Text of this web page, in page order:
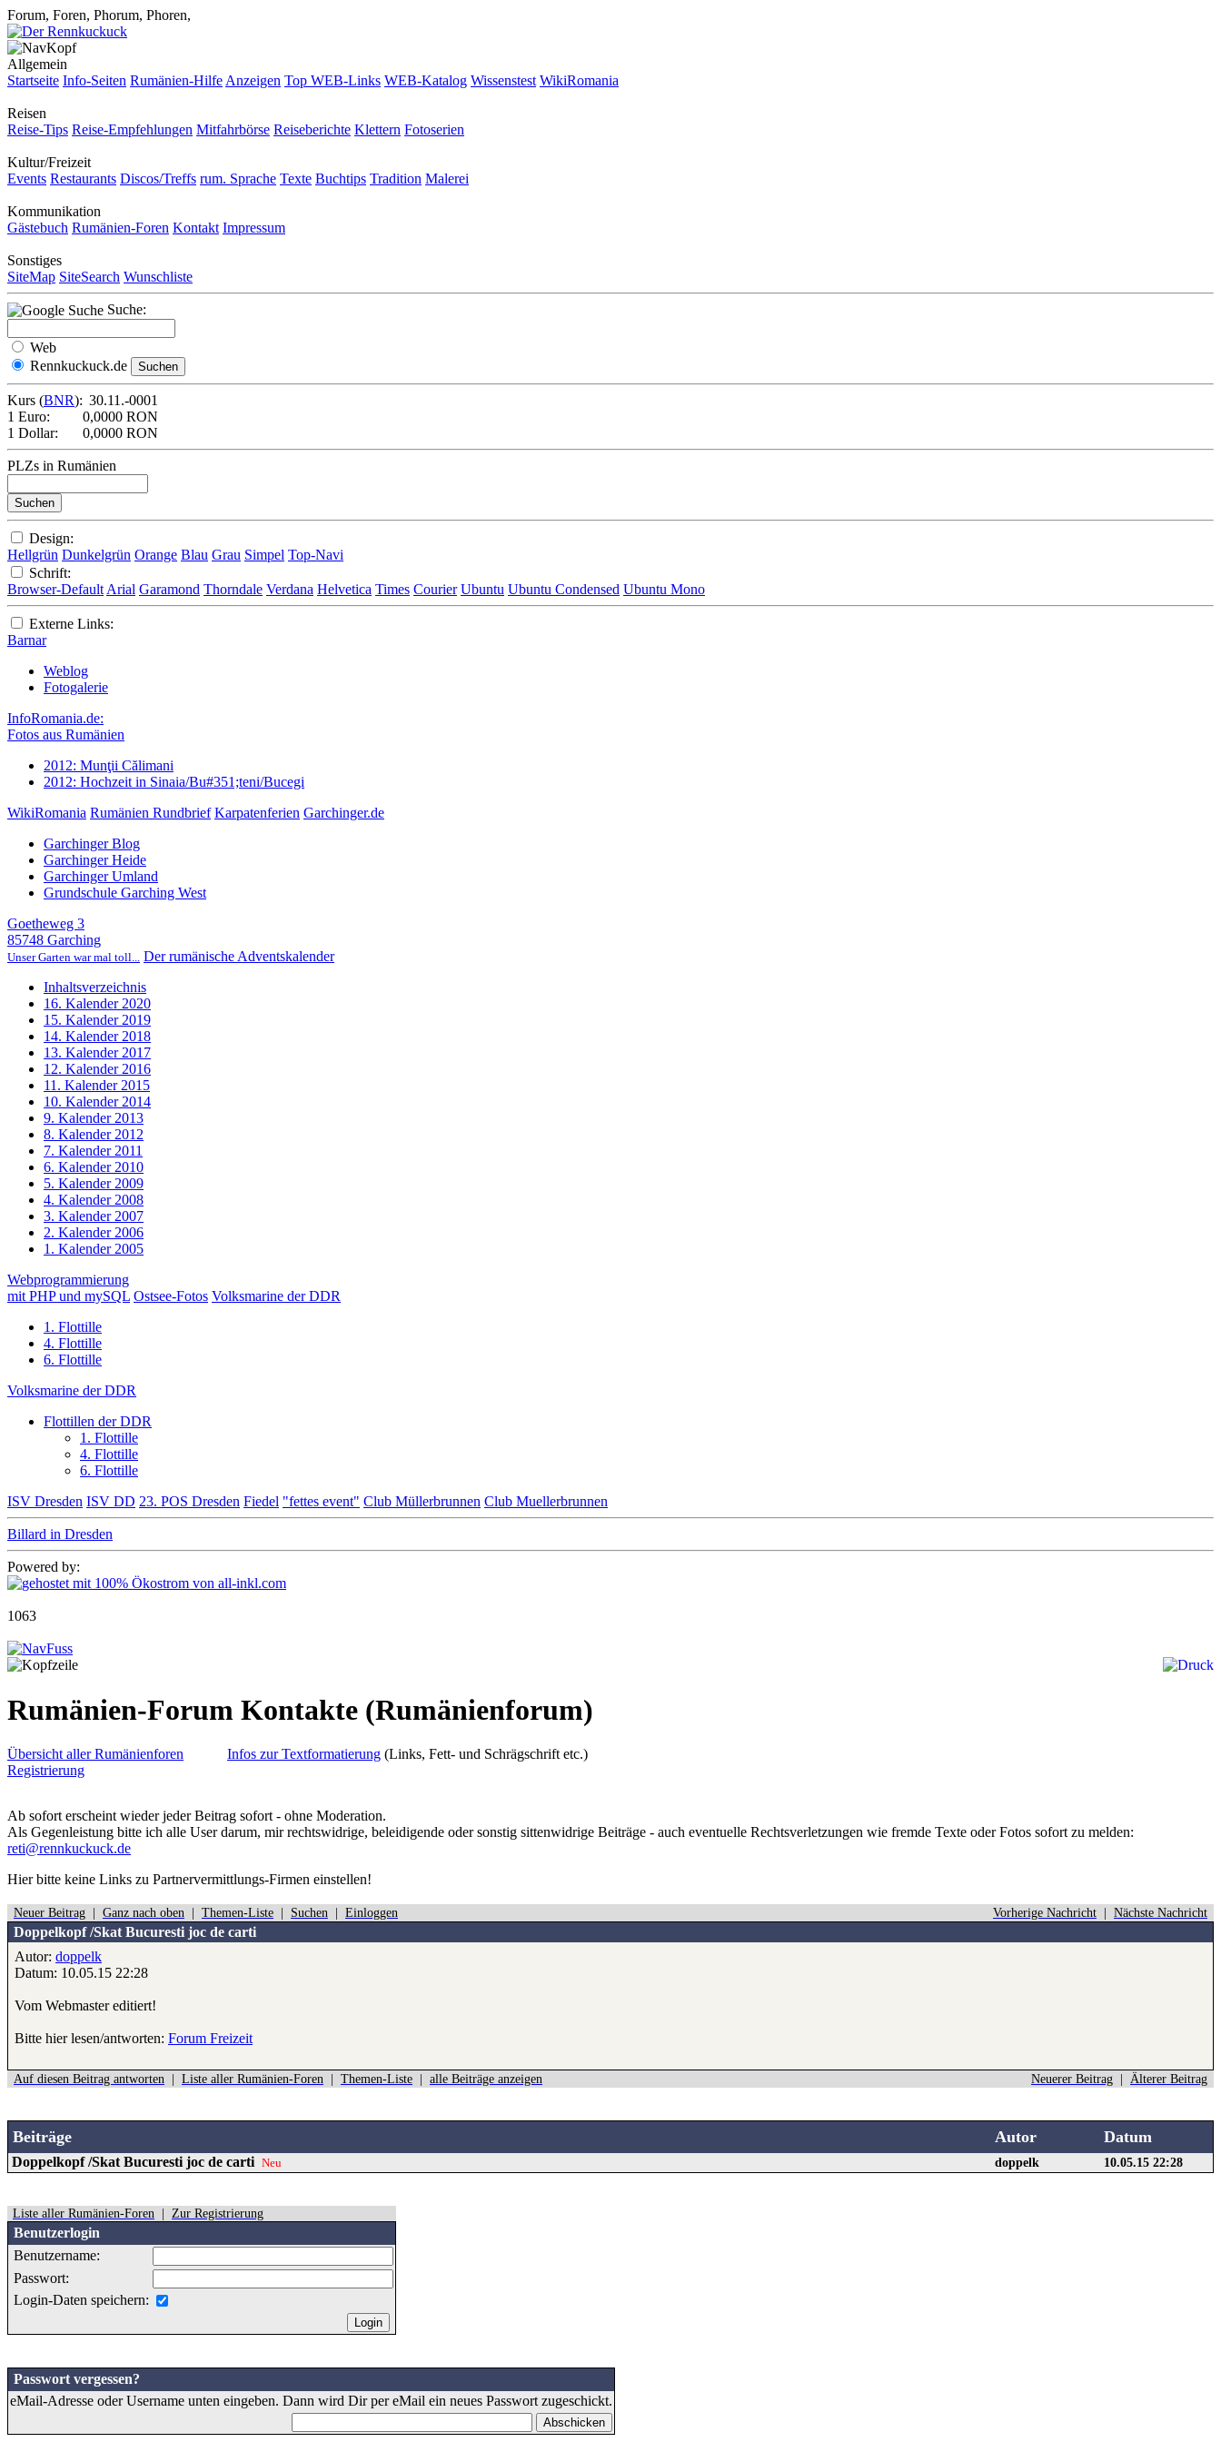
Forum, Foren, Phorum, Phoren,
Allgemein
Startseite Info-Seiten Rumänien-Hilfe Anzeigen Top WEB-Links WEB-Katalog Wissenstest WikiRomania
Reisen
Reise-Tips Reise-Empfehlungen Mitfahrbörse Reiseberichte Klettern Fotoserien
Kultur/Freizeit
Events Restaurants Discos/Treffs rum. Sprache Texte Buchtips Tradition Malerei
Kommunikation
Gästebuch Rumänien-Foren Kontakt Impressum
Sonstiges
SiteMap SiteSearch Wunschliste
Suche:
Web
Rennkuckuck.de
Kurs (BNR): 30.11.-0001
1 Euro:
0,0000 RON
1 Dollar:
0,0000 RON
PLZs in Rumänien
Design:
Hellgrün Dunkelgrün Orange Blau Grau Simpel Top-Navi
Schrift:
Browser-Default Arial Garamond Thorndale Verdana Helvetica Times Courier Ubuntu Ubuntu Condensed Ubuntu Mono
Externe Links:
Barnar
Weblog
Fotogalerie
InfoRomania.de:
Fotos aus Rumänien
2012: Munţii Călimani
2012: Hochzeit in Sinaia/Bu#351;teni/Bucegi
WikiRomania Rumänien Rundbrief Karpatenferien Garchinger.de
Garchinger Blog
Garchinger Heide
Garchinger Umland
Grundschule Garching West
Goetheweg 3
85748 Garching
Unser Garten war mal toll... Der rumänische Adventskalender
Inhaltsverzeichnis
16. Kalender 2020
15. Kalender 2019
14. Kalender 2018
13. Kalender 2017
12. Kalender 2016
11. Kalender 2015
10. Kalender 2014
9. Kalender 2013
8. Kalender 2012
7. Kalender 2011
6. Kalender 2010
5. Kalender 2009
4. Kalender 2008
3. Kalender 2007
2. Kalender 2006
1. Kalender 2005
Webprogrammierung
mit PHP und mySQL Ostsee-Fotos Volksmarine der DDR
1. Flottille
4. Flottille
6. Flottille
Volksmarine der DDR
Flottillen der DDR
1. Flottille
4. Flottille
6. Flottille
ISV Dresden ISV DD 23. POS Dresden Fiedel "fettes event" Club Müllerbrunnen Club Muellerbrunnen
Billard in Dresden
Powered by:
1063
Rumänien-Forum Kontakte (Rumänienforum)
Übersicht aller Rumänienforen
Registrierung
Infos zur Textformatierung (Links, Fett- und Schrägschrift etc.)
Ab sofort erscheint wieder jeder Beitrag sofort - ohne Moderation.
Als Gegenleistung bitte ich alle User darum, mir rechtswidrige, beleidigende oder sonstig sittenwidrige Beiträge - auch eventuelle Rechtsverletzungen wie fremde Texte oder Fotos sofort zu melden:
reti@rennkuckuck.de
Hier bitte keine Links zu Partnervermittlungs-Firmen einstellen!
Neuer Beitrag Ganz nach oben Themen-Liste Suchen Einloggen Vorherige Nachricht Nächste Nachricht
Doppelkopf /Skat Bucuresti joc de carti
Autor: doppelk
Datum: 10.05.15 22:28
Vom Webmaster editiert!
Bitte hier lesen/antworten: Forum Freizeit
Auf diesen Beitrag antworten Liste aller Rumänien-Foren Themen-Liste alle Beiträge anzeigen Neuerer Beitrag Älterer Beitrag
Beiträge Autor Datum
Doppelkopf /Skat Bucuresti joc de carti Neu doppelk 10.05.15 22:28
Liste aller Rumänien-Foren Zur Registrierung
Benutzerlogin
Benutzername:
Passwort:
Login-Daten speichern:
Passwort vergessen?
eMail-Adresse oder Username unten eingeben. Dann wird Dir per eMail ein neues Passwort zugeschickt.